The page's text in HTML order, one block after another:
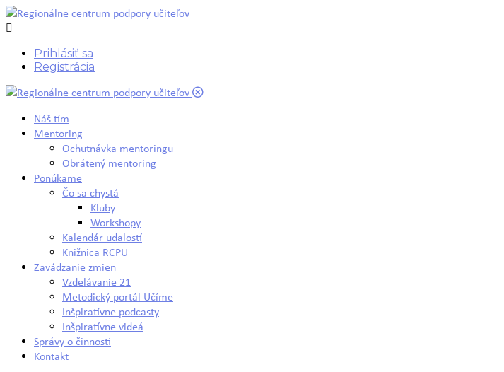
Prihlásiť sa
Registrácia
Náš tím
Mentoring
Ochutnávka mentoringu
Obrátený mentoring
Ponúkame
Čo sa chystá
Kluby
Workshopy
Kalendár udalostí
Knižnica RCPU
Zavádzanie zmien
Vzdelávanie 21
Metodický portál Učíme
Inšpiratívne podcasty
Inšpiratívne videá
Správy o činnosti
Kontakt